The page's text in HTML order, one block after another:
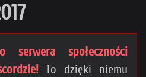
serwera społeczności
To dzięki niemu